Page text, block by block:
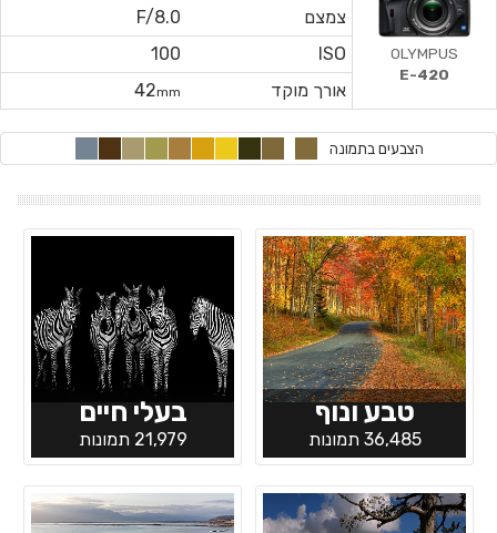
צמצם
F/8.0
ISO
100
אורך מוקד
42mm
OLYMPUS
E-420
הצבעים בתמונה
טבע ונוף
36,485 תמונות
בעלי חיים
21,979 תמונות